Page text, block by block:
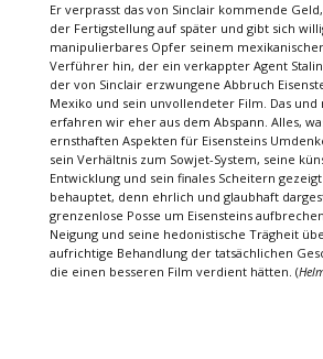
Er verprasst das von Sinclair kommende
der Fertigstellung auf später und gibt sich
manipulierbares Opfer seinem
Verführer hin, der ein verkappter Agent
der von Sinclair erzwungene Abbruch
Mexiko und sein unvollendeter Film. Das und
erfahren wir eher aus dem Abspann. Alles,
ernsthaften Aspekten für Eisensteins
sein Verhältnis zum Sowjet-System, seine
Entwicklung und sein finales Scheitern
behauptet, denn ehrlich und glaubhaft
grenzenlose Posse um Eisensteins
Neigung und seine hedonistische Trägheit
aufrichtige Behandlung der tatsächlichen
die einen besseren Film verdient hätten. (